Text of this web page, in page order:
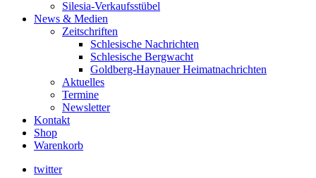
Silesia-Verkaufsstübel
News & Medien
Zeitschriften
Schlesische Nachrichten
Schlesische Bergwacht
Goldberg-Haynauer Heimatnachrichten
Aktuelles
Termine
Newsletter
Kontakt
Shop
Warenkorb
twitter